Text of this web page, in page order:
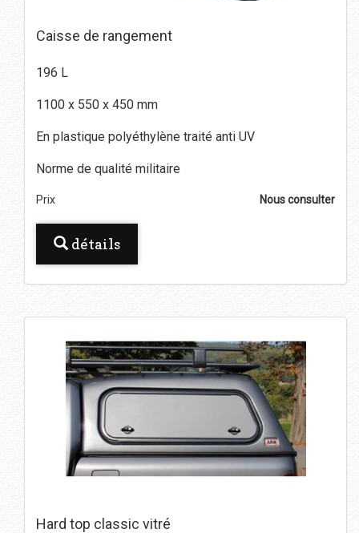
Caisse de rangement
196 L
1100 x 550 x 450 mm
En plastique polyéthylène traité anti UV
Norme de qualité militaire
Prix Nous consulter
détails
Hard top classic vitré